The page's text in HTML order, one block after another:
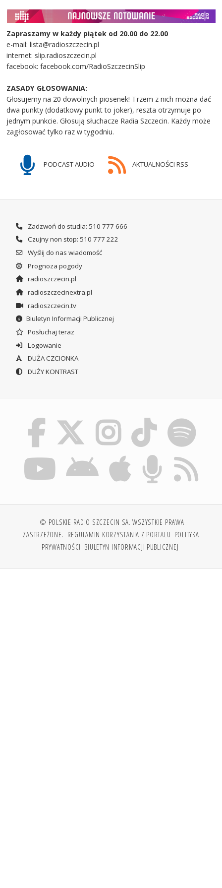
Zapraszamy w każdy piątek od 20.00 do 22.00
e-mail: lista@radioszczecin.pl
internet: slip.radioszczecin.pl
facebook: facebook.com/RadioSzczecinSlip
ZASADY GŁOSOWANIA:
Głosujemy na 20 dowolnych piosenek! Trzem z nich można dać
dwa punkty (dodatkowy punkt to joker), reszta otrzymuje po
jednym punkcie. Głosują słuchacze Radia Szczecin. Każdy może
zagłosować tylko raz w tygodniu.
PODCAST AUDIO AKTUALNOŚCI RSS
Zadzwoń do studia: 510 777 666
Czujny non stop: 510 777 222
Wyślij do nas wiadomość
Prognoza pogody
radioszczecin.pl
radioszczecinextra.pl
radioszczecin.tv
Biuletyn Informacji Publicznej
Posłuchaj teraz
Logowanie
DUŻA CZCIONKA
DUŻY KONTRAST
© POLSKIE RADIO SZCZECIN SA. WSZYSTKIE PRAWA
ZASTRZEŻONE. REGULAMIN KORZYSTANIA Z PORTALU POLITYKA
PRYWATNOŚCI BIULETYN INFORMACJI PUBLICZNEJ